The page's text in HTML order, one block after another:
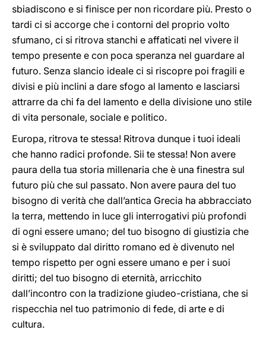
sbiadiscono e si finisce per non ricordare più. Presto o
tardi ci si accorge che i contorni del proprio volto
sfumano, ci si ritrova stanchi e affaticati nel vivere il
tempo presente e con poca speranza nel guardare al
futuro. Senza slancio ideale ci si riscopre poi fragili e
divisi e più inclini a dare sfogo al lamento e lasciarsi
attrarre da chi fa del lamento e della divisione uno stile
di vita personale, sociale e politico.
Europa, ritrova te stessa! Ritrova dunque i tuoi ideali
che hanno radici profonde. Sii te stessa! Non avere
paura della tua storia millenaria che è una finestra sul
futuro più che sul passato. Non avere paura del tuo
bisogno di verità che dall’antica Grecia ha abbracciato
la terra, mettendo in luce gli interrogativi più profondi
di ogni essere umano; del tuo bisogno di giustizia che
si è sviluppato dal diritto romano ed è divenuto nel
tempo rispetto per ogni essere umano e per i suoi
diritti; del tuo bisogno di eternità, arricchito
dall’incontro con la tradizione giudeo-cristiana, che si
rispecchia nel tuo patrimonio di fede, di arte e di
cultura.